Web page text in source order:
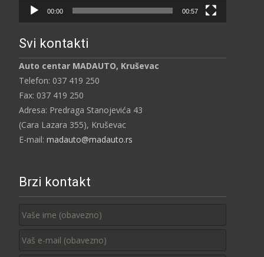
00:00 00:57
Svi kontakti
Auto centar MADAUTO, Kruševac
Telefon: 037 419 250
Fax: 037 419 250
Adresa: Predraga Stanojevića 43
(Cara Lazara 355), Kruševac
E-mail: madauto@madauto.rs
Brzi kontakt